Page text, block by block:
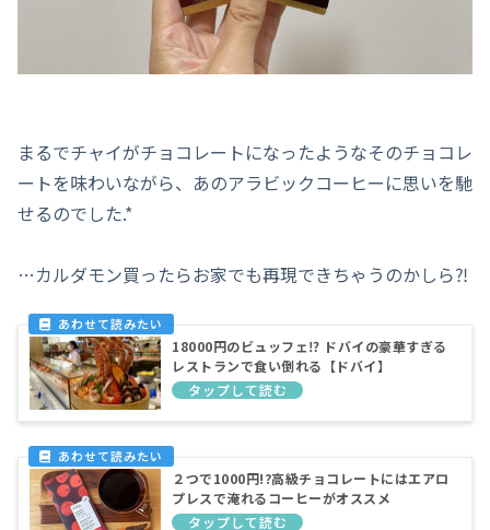
まるでチャイがチョコレートになったようなそのチョコレ
ートを味わいながら、あのアラビックコーヒーに思いを馳
せるのでした.*
…カルダモン買ったらお家でも再現できちゃうのかしら⁈
18000円のビュッフェ⁉︎ ドバイの豪華すぎる
レストランで食い倒れる【ドバイ】
２つで1000円!?高級チョコレートにはエアロ
プレスで淹れるコーヒーがオススメ